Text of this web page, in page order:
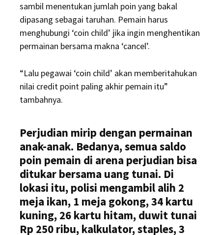
sambil menentukan jumlah poin yang bakal
dipasang sebagai taruhan. Pemain harus
menghubungi ‘coin child’ jika ingin menghentikan
permainan bersama makna ‘cancel’.
“Lalu pegawai ‘coin child’ akan memberitahukan
nilai credit point paling akhir pemain itu”
tambahnya.
Perjudian mirip dengan permainan
anak-anak. Bedanya, semua saldo
poin pemain di arena perjudian bisa
ditukar bersama uang tunai. Di
lokasi itu, polisi mengambil alih 2
meja ikan, 1 meja gokong, 34 kartu
kuning, 26 kartu hitam, duwit tunai
Rp 250 ribu, kalkulator, staples, 3